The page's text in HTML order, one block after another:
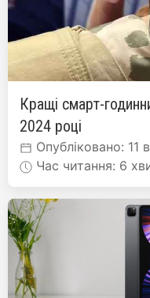
Кращі смарт-
2024 році
Опубліковано: 11
Час читання: 6